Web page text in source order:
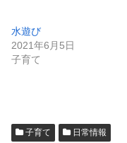
水遊び
2021年6月5日
子育て
子育て 日常情報